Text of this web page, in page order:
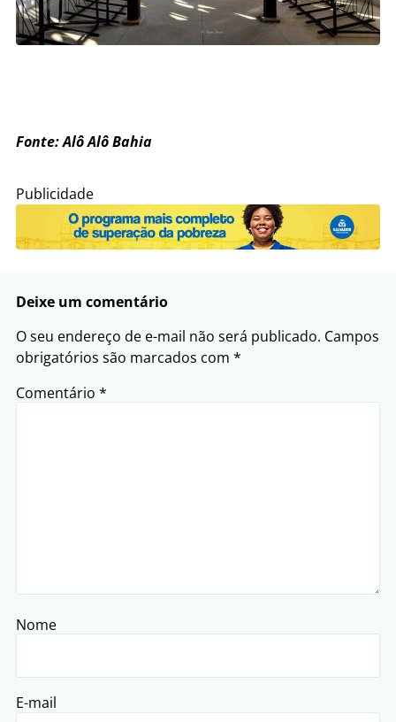
Fonte: Alô Alô Bahia
Publicidade
Deixe um comentário
O seu endereço de e-mail não será publicado. Campos
obrigatórios são marcados com *
Comentário *
Nome
E-mail